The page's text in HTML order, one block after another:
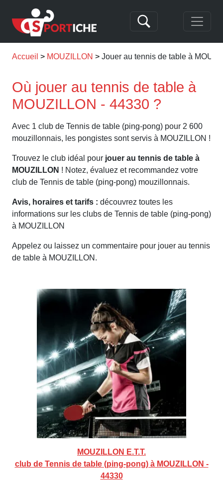
Accueil MOUZILLON Jouer au tennis de table à
Où jouer au tennis de table à
MOUZILLON - 44330 ?
Avec 1 club de Tennis de table (ping-pong) pour 2 600
mouzillonnais, les pongistes sont servis à MOUZILLON !
Trouvez le club idéal pour jouer au tennis de table à
MOUZILLON ! Notez, évaluez et recommandez votre
club de Tennis de table (ping-pong) mouzillonnais.
Avis, horaires et tarifs : découvrez toutes les
informations sur les clubs de Tennis de table (ping-pong)
à MOUZILLON
Appelez ou laissez un commentaire pour jouer au tennis
de table à MOUZILLON.
MOUZILLON E.T.T.
club de Tennis de table (ping-pong) à MOUZILLON -
44330